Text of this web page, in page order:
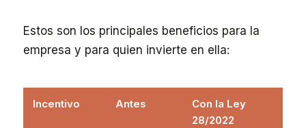
Estos son los principales beneficios para la
empresa y para quien invierte en ella:
Incentivo Antes
Con la Ley
28/2022